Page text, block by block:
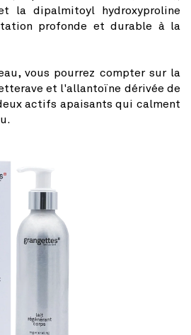
la dipalmitoyl hydroxyproline
profonde et durable à la
vous pourrez compter sur la
et l'allantoïne dérivée de
actifs apaisants qui calment